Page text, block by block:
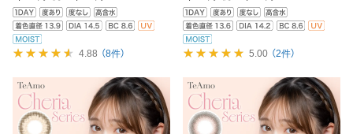
4.88 （8件） 5.00 （2件）